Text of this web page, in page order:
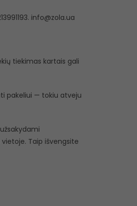
info@zola.ua
tiekimas kartais gali
pakeliui — tokiu atveju
Taip išvengsite